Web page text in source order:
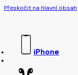
Přeskočit na hlavní obsah
iPhone